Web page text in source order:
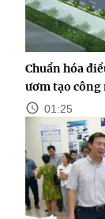
Chuẩn hóa
ươm tạo công
01:25